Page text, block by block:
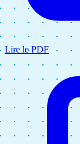
Lire le PDF